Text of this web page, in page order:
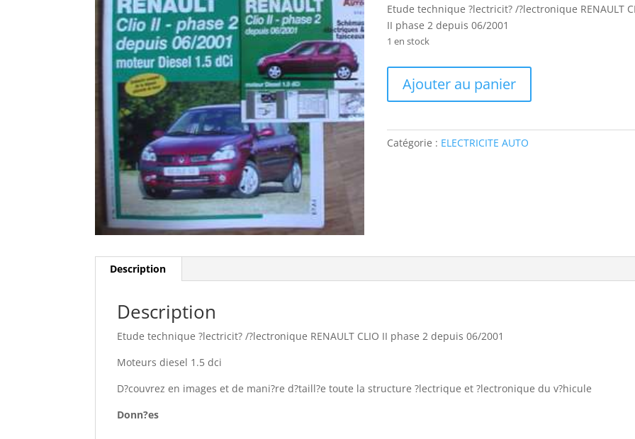
Etude technique ?lectricit? /?lectronique RENAULT
II phase 2 depuis 06/2001
1 en stock
ETAV794
technique
2
Ajouter au panier
Catégorie : ELECTRICITE AUTO
Description
Description
Etude technique ?lectricit? /?lectronique RENAULT CLIO II phase 2 depuis 06/2001
Moteurs diesel 1.5 dci
D?couvrez en images et de mani?re d?taill?e toute la structure ?lectrique et ?lectronique du v?hicule
Donn?es